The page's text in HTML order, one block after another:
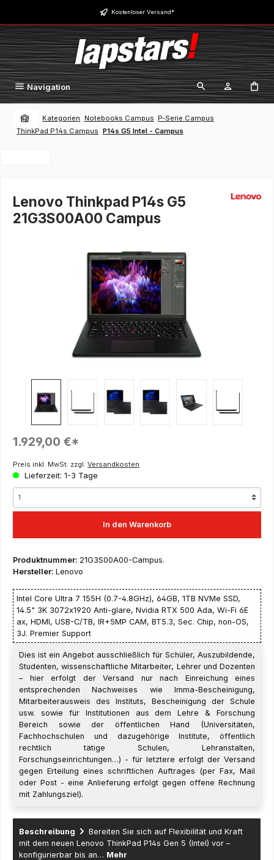
Zum Hauptinhalt springen Kostenloser Versand*
Navigation
Kategorien Notebooks Campus P-Serie Campus
ThinkPad P14s Campus P14s G5 Intel - Campus
Lenovo Thinkpad P14s G5
21G3S00A00 Campus
Regulärer Preis:
1.929,00 €*
Preis inkl. MwSt. zzgl. Versandkosten
Lieferzeit: 1-3 Tage
In den Warenkorb
Produktnummer: 21G3S00A00-Campus.
Hersteller: Lenovo
Intel Core Ultra 7 155H (0.7-4.8GHz), 64GB, 1TB NVMe SSD,
14.5" 3K 3072x1920 Anti-glare, Nvidia RTX 500 Ada, Wi-Fi 6E
ax, HDMI, USB-C/TB, IR+5MP CAM, BT5.3, Sec. Chip, non-OS,
3J. Premier Support
Dies ist ein Angebot ausschließlich für Schüler, Auszubildende,
Studenten, wissenschaftliche Mitarbeiter, Lehrer und Dozenten
– hier erfolgt der Versand nur nach Einreichung eines
entsprechenden Nachweises wie Imma-Bescheinigung,
Mitarbeiterausweis des Instituts, Bescheinigung der Schule
usw. sowie für Institutionen aus dem Lehre & Forschung
Bereich sowie der öffentlichen Hand (Universitäten,
Fachhochschulen und dazugehörige Institute, öffentlich
rechtlich tätige Schulen, Lehranstalten,
Forschungseinrichtungen…) - für letztere erfolgt der Versand
gegen Erteilung eines schriftlichen Auftrages (per Fax, Mail
oder Post - eine Anlieferung erfolgt gegen offene Rechnung
mit Zahlungsziel).
Beschreibung
Bereiten Sie sich auf Flexibilität und Kraft
mit dem neuen Lenovo ThinkPad P14s Gen 5 (Intel) vor –
konfigurierbar bis an… Mehr